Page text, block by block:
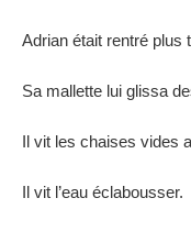
Adrian était rentré plus
Sa mallette lui glissa
Il vit les chaises vides
Il vit l’eau éclabousser.